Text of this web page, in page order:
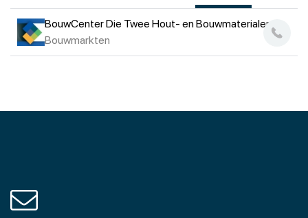
BouwCenter Die Twee Hout- en Bouwmaterialen
Bouwmarkten